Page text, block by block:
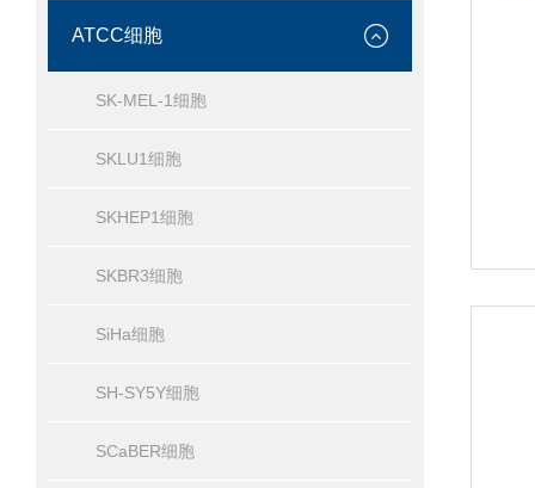
ATCC细胞
SK-MEL-1细胞
SKLU1细胞
SKHEP1细胞
SKBR3细胞
SiHa细胞
SH-SY5Y细胞
SCaBER细胞